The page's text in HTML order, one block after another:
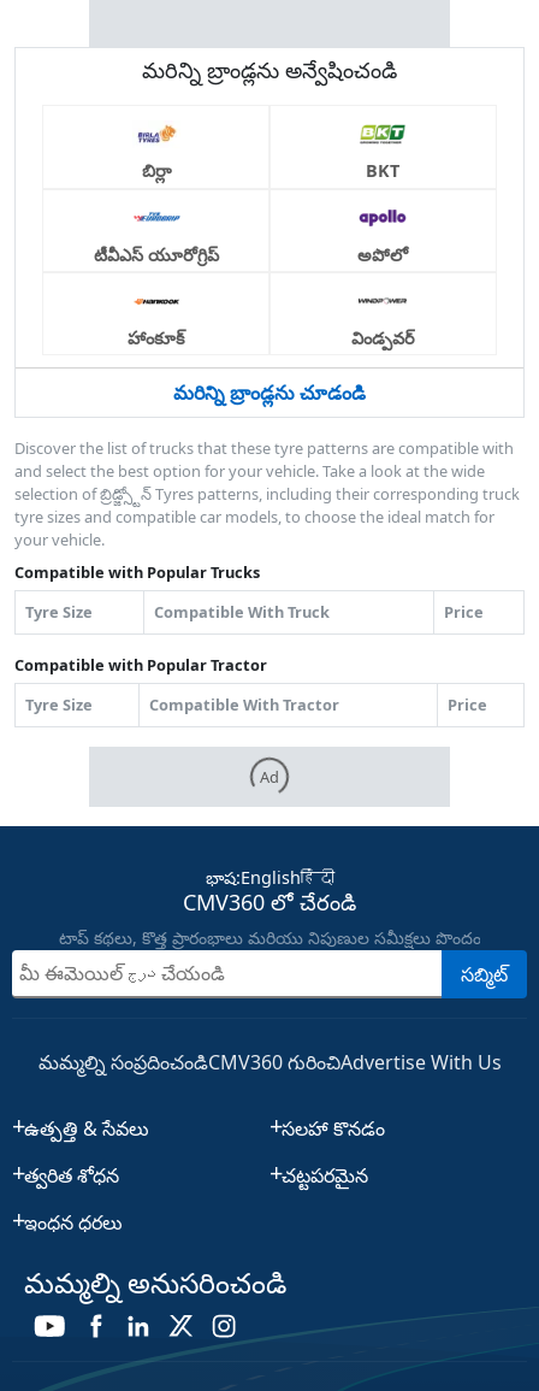
మరిన్ని బ్రాండ్లను అన్వేషించండి
బిర్లా BKT
టీవీఎస్ యూరోగ్రిప్ అపోలో
హాంకూక్ విండ్పవర్
మరిన్ని బ్రాండ్లను చూడండి
Discover the list of trucks that these tyre patterns are compatible with
and select the best option for your vehicle. Take a look at the wide
selection of బ్రిడ్జ్స్టోన్ Tyres patterns, including their corresponding truck
tyre sizes and compatible car models, to choose the ideal match for
your vehicle.
Compatible with Popular Trucks
Tyre Size
Compatible With Truck Price
Compatible with Popular Tractor
Tyre Size
Compatible With Tractor Price
Ad
భాష:Englishहिंदी
CMV360 లో చేరండి
టాప్ కథలు, కొత్త ప్రారంభాలు మరియు నిపుణుల సమీక్షలు పొందండి
సబ్మిట్
మమ్మల్ని సంప్రదించండిCMV360 గురించిAdvertise With Us
ఉత్పత్తి & సేవలు
త్వరిత శోధన
ఇంధన ధరలు
సలహా కొనడం
చట్టపరమైన
మమ్మల్ని అనుసరించండి